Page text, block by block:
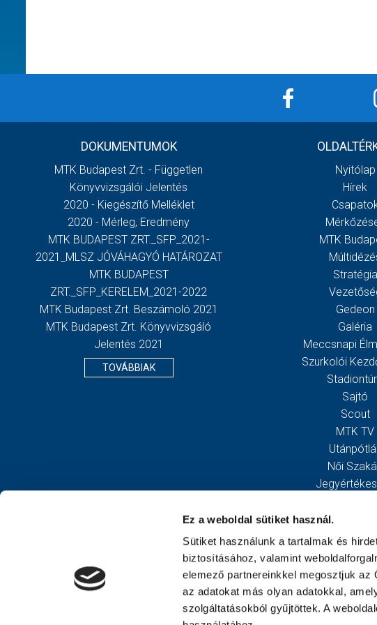
Ez a weboldal sütiket használ.
Sütiket használunk a tartalmak és
biztosításához, valamint
elemező partnereinkkel megosztjuk az
az adatokat más olyan adatokkal,
szolgáltatásokból gyűjtöttek. A
DOKUMENTUMOK
MTK Budapest Zrt. - Független
Könyvvizsgálói Jelentés
2020 - Kiegészítő Melléklet
2020 - Mérleg, Eredmény
MTK BUDAPEST ZRT._SFP_2021-
2021_MLSZ JÓVÁHAGYÓ HATÁROZAT
MTK BUDAPEST
ZRT._SFP_KERELEM_2021-2022
MTK Budapest Zrt. Beszámoló 2021
MTK Budapest Zrt. Könyvvizsgáló
Jelentés 2021
TOVÁBBIAK
Nyitólap
Hírek
MTK
Stratégia
Gedeon
Galéria
Meccsnapi
Szurkolói
Sajtó
Scout
MTK TV
Női
Egyesület